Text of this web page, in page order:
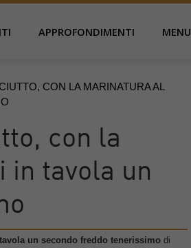
APPROFONDIMENTI MENU
CON LA MARINATURA AL
con la
tavola un
un secondo freddo tenerissimo di